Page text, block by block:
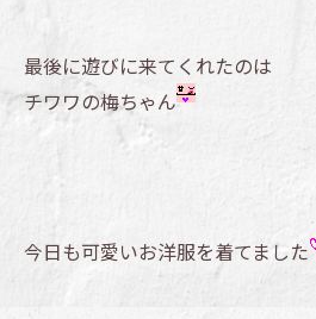
最後に遊びに来てくれたのは
チワワの梅ちゃん
今日も可愛いお洋服を着てました